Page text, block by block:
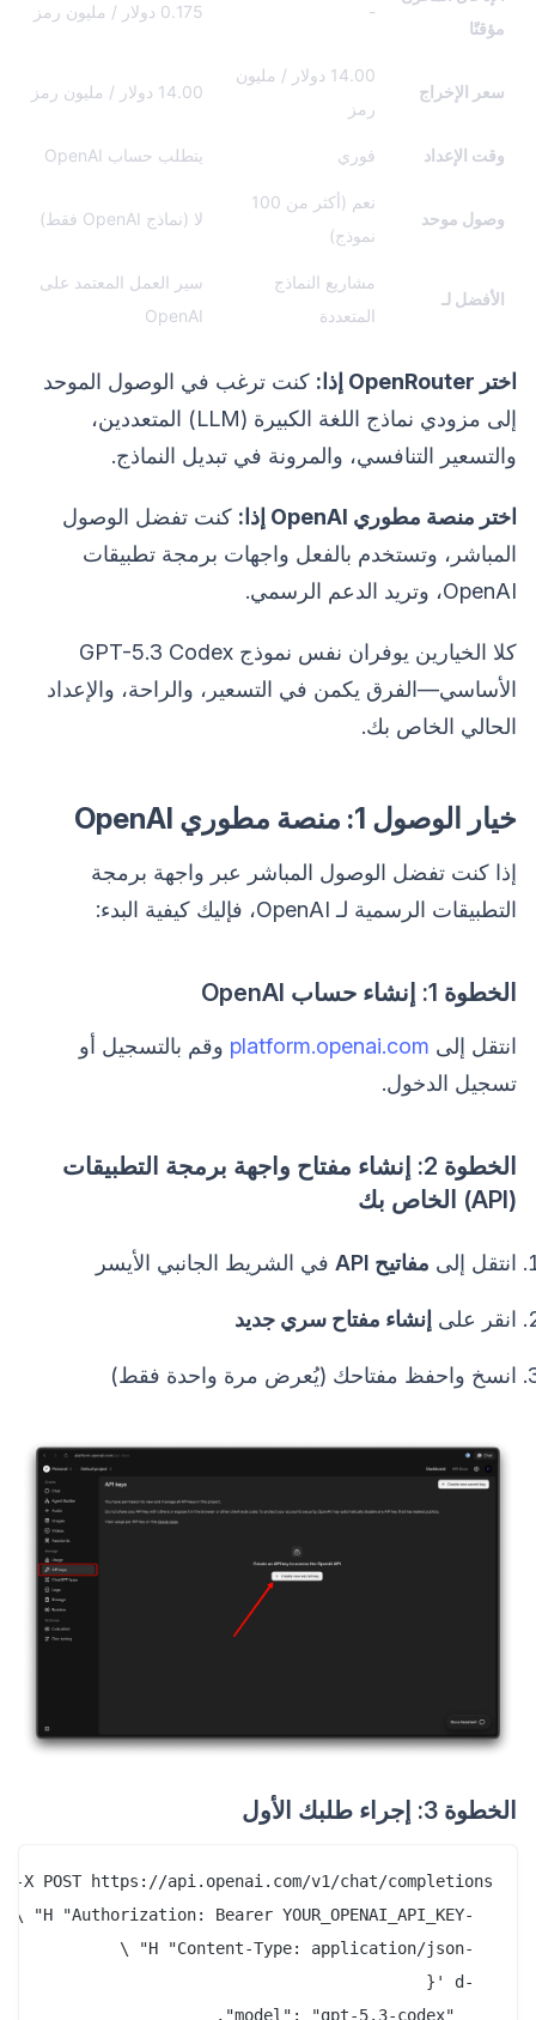
مؤقتًا
- 0.175 دولار / مليون رمز
سعر الإخراج
14.00 دولار / مليون
رمز
14.00 دولار / مليون رمز
وقت الإعداد فوري يتطلب حساب OpenAI
وصول موحد
نعم (أكثر من 100
نموذج)
لا (نماذج OpenAI فقط)
الأفضل لـ
مشاريع النماذج
المتعددة
سير العمل المعتمد على
OpenAI
اختر OpenRouter إذا:
كنت ترغب في الوصول الموحد
إلى مزودي نماذج اللغة الكبيرة (LLM) المتعددين،
والتسعير التنافسي، والمرونة في تبديل النماذج.
اختر منصة مطوري OpenAI إذا:
كنت تفضل الوصول
المباشر، وتستخدم بالفعل واجهات برمجة تطبيقات
OpenAI، وتريد الدعم الرسمي.
كلا الخيارين يوفران نفس نموذج GPT-5.3 Codex
الأساسي—الفرق يكمن في التسعير، والراحة، والإعداد
الحالي الخاص بك.
خيار الوصول 1: منصة مطوري OpenAI
إذا كنت تفضل الوصول المباشر عبر واجهة برمجة
التطبيقات الرسمية لـ OpenAI، فإليك كيفية البدء:
الخطوة 1: إنشاء حساب OpenAI
انتقل إلى platform.openai.com وقم بالتسجيل أو
تسجيل الدخول.
الخطوة 2: إنشاء مفتاح واجهة برمجة التطبيقات
(API) الخاص بك
انتقل إلى مفاتيح API في الشريط الجانبي الأيسر
انقر على إنشاء مفتاح سري جديد
انسخ واحفظ مفتاحك (يُعرض مرة واحدة فقط)
الخطوة 3: إجراء طلبك الأول